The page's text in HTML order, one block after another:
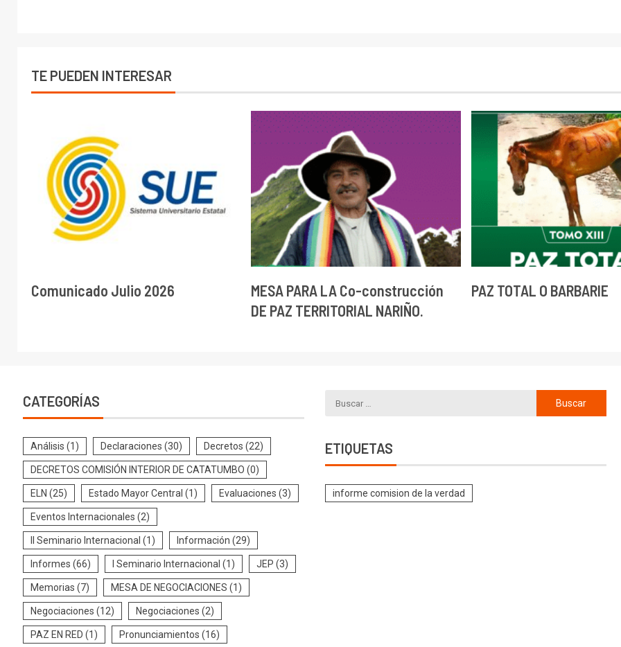
TE PUEDEN INTERESAR
Comunicado Julio 2026
MESA PARA LA Co-construcción
DE PAZ TERRITORIAL NARIÑO.
PAZ TOTAL O BARBARIE
CATEGORÍAS
Análisis (1) Declaraciones (30) Decretos (22)
DECRETOS COMISIÓN INTERIOR DE CATATUMBO (0)
ELN (25) Estado Mayor Central (1) Evaluaciones (3)
Eventos Internacionales (2)
II Seminario Internacional (1) Información (29)
Informes (66) I Seminario Internacional (1) JEP (3)
Memorias (7) MESA DE NEGOCIACIONES (1)
Negociaciones (12) Negociaciones (2)
PAZ EN RED (1) Pronunciamientos (16)
ETIQUETAS
informe comision de la verdad